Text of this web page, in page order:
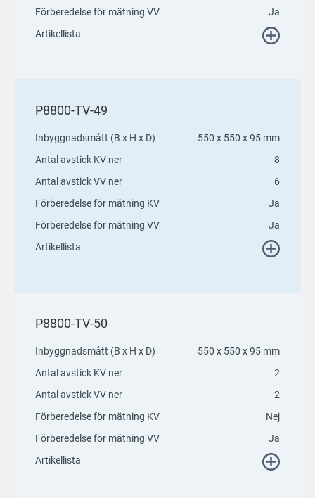
Förberedelse för mätning VV
Ja
Artikellista
P8800-TV-49
Inbyggnadsmått (B x H x D)
550 x 550 x 95 mm
Antal avstick KV ner
8
Antal avstick VV ner
6
Förberedelse för mätning KV
Ja
Förberedelse för mätning VV
Ja
Artikellista
P8800-TV-50
Inbyggnadsmått (B x H x D)
550 x 550 x 95 mm
Antal avstick KV ner
2
Antal avstick VV ner
2
Förberedelse för mätning KV
Nej
Förberedelse för mätning VV
Ja
Artikellista